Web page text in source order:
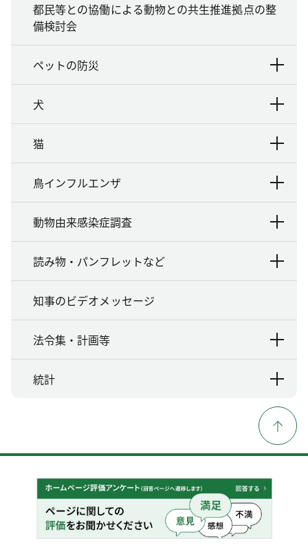
都民等との協働による動物との共生推進拠点の整
備検討会
ペットの防災
犬
猫
鳥インフルエンザ
動物由来感染症調査
読み物・パンフレットなど
知事のビデオメッセージ
法令集・計画等
統計